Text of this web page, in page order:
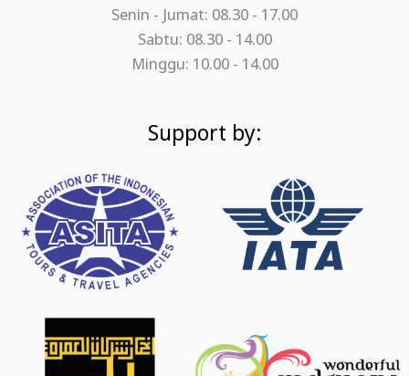
Senin - Jumat: 08.30 - 17.00
Sabtu: 08.30 - 14.00
Minggu: 10.00 - 14.00
Support by: